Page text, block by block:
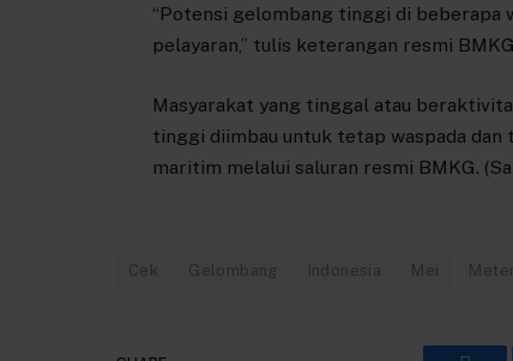
“Potensi gelombang tinggi di
pelayaran,” tulis keterangan resmi
Masyarakat yang tinggal atau
tinggi diimbau untuk tetap waspada dan
maritim melalui saluran resmi BMKG.
Cek Gelombang Indonesia Mei Meter